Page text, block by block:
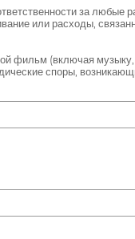
за любые
или расходы,
фильм (включая
споры,